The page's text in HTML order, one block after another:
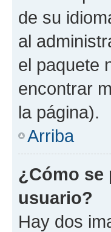
de su
al
el paquete
encontrar
la página).
Arriba
¿Cómo se
usuario?
Hay dos